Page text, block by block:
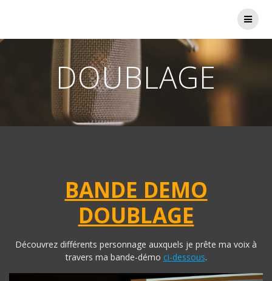
DOUBLAGE
BANDE DEMO
DOUBLAGE
Découvrez différents personnage auxquels je prête ma voix à
travers ma bande-démo ci-dessous.